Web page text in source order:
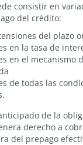
consistir en
del crédito:
del plazo
en la tasa de
en el mecanismo
de todas las
de la
derecho a
del prepago